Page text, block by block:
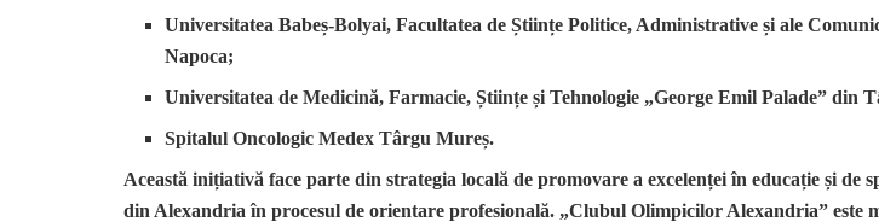
Universitatea Babeș-Bolyai, Facultatea de Științe Politice, Administrative și ale
Napoca;
Universitatea de Medicină, Farmacie, Științe și Tehnologie „George Emil Palade” din
Spitalul Oncologic Medex Târgu Mureș.
Această inițiativă face parte din strategia locală de promovare a excelenței în educație și de
din Alexandria în procesul de orientare profesională. „Clubul Olimpicilor Alexandria” este